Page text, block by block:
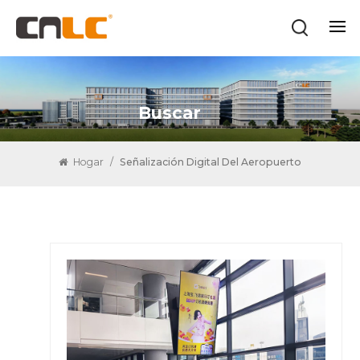
Buscar
Hogar / Señalización Digital Del Aeropuerto